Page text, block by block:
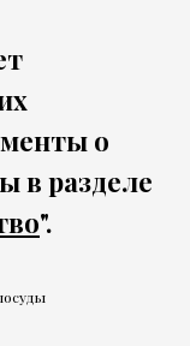
о
в разделе
".